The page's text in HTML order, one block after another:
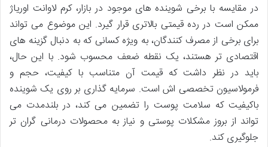
در مقایسه با برخی شوینده های موجود در بازار، کرم لاوانت اوریاژ
ممکن است در رده قیمتی بالاتری قرار گیرد. این موضوع می تواند
برای برخی از مصرف کنندگان، به ویژه کسانی که به دنبال گزینه های
اقتصادی تر هستند، یک نقطه ضعف محسوب شود. با این حال،
باید در نظر داشت که قیمت آن متناسب با کیفیت، حجم و
فرمولاسیون تخصصی اش است. سرمایه گذاری بر روی یک شوینده
باکیفیت که سلامت پوست را تضمین می کند، در بلندمدت می
تواند از بروز مشکلات پوستی و نیاز به محصولات درمانی گران تر
جلوگیری کند.